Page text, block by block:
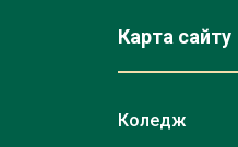
Карта сайту
Коледж